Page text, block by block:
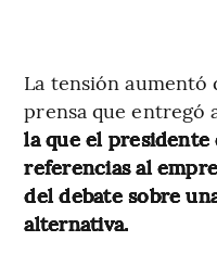
La tensión aumentó
prensa que entregó
la que el
referencias al
del debate sobre
alternativa.